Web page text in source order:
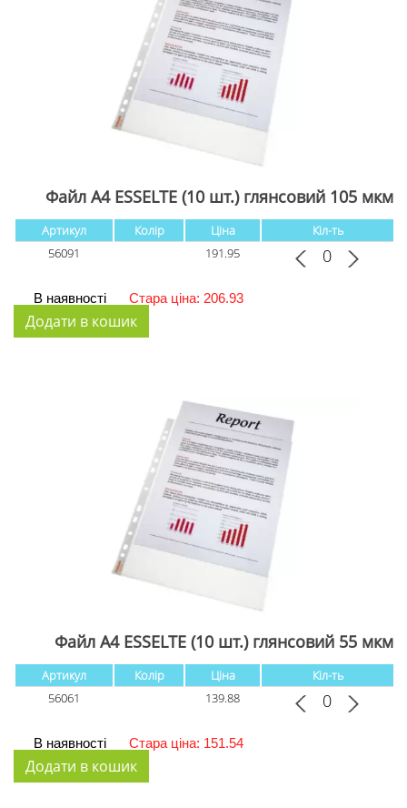
Файл А4 ESSELTE (10 шт.) глянсовий 105 мкм
Артикул Колір Ціна
Кіл-ть
56091
191.95
В наявності Стара ціна: 206.93
Файл А4 ESSELTE (10 шт.) глянсовий 55 мкм
Артикул Колір Ціна
Кіл-ть
56061
139.88
В наявності Стара ціна: 151.54